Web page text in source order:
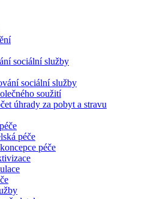
sociální služby
sociální služby
soužití
úhrady za pobyt a stravu
péče
péče